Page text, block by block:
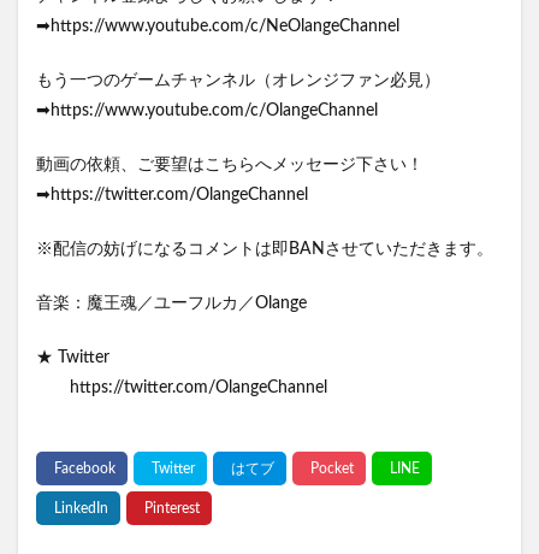
➡https://www.youtube.com/c/NeOlangeChannel
もう一つのゲームチャンネル（オレンジファン必見）
➡https://www.youtube.com/c/OlangeChannel
動画の依頼、ご要望はこちらへメッセージ下さい！
➡https://twitter.com/OlangeChannel
※配信の妨げになるコメントは即BANさせていただきます。
音楽：魔王魂／ユーフルカ／Olange
★ Twitter
https://twitter.com/OlangeChannel